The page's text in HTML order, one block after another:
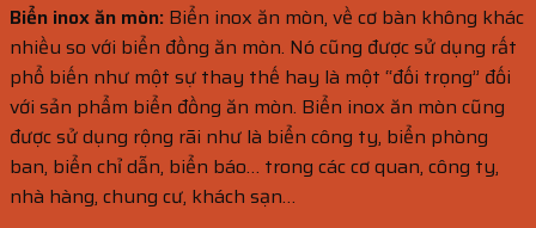
Biển inox ăn mòn: Biển inox ăn mòn, về cơ bàn không khác
nhiều so với biển đồng ăn mòn. Nó cũng được sử dụng rất
phổ biến như một sự thay thế hay là một “đối trọng” đối
với sản phẩm biển đồng ăn mòn. Biển inox ăn mòn cũng
được sử dụng rộng rãi như là biển công ty, biển phòng
ban, biển chỉ dẫn, biển báo… trong các cơ quan, công ty,
nhà hàng, chung cư, khách sạn…